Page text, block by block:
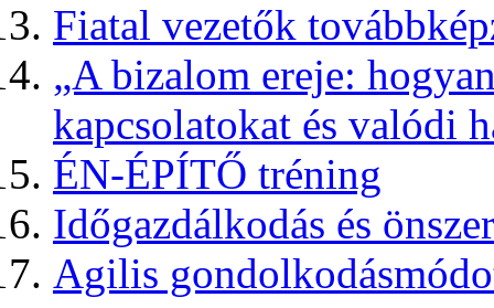
Fiatal vezetők
„A bizalom ereje:
kapcsolatokat és valódi
ÉN-ÉPÍTŐ tréning
Időgazdálkodás és
Agilis